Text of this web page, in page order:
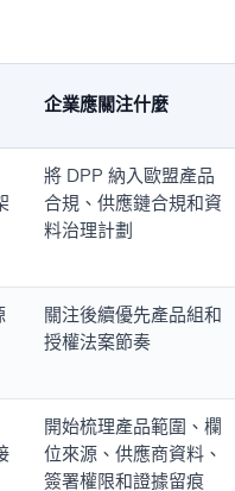
企業應關注什麼
將 DPP 納入歐盟產品
合規、供應鏈合規和資
料治理計劃
關注後續優先產品組和
授權法案節奏
開始梳理產品範圍、欄
位來源、供應商資料、
簽署權限和證據留痕